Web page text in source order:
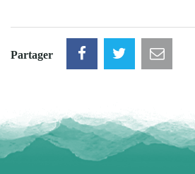
Partager